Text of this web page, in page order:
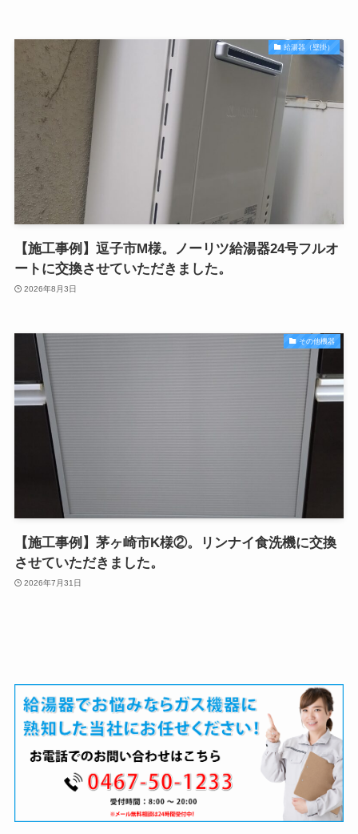
給湯器（壁掛）
【施工事例】逗子市M様。ノーリツ給湯器24号フルオ
ートに交換させていただきました。
2026年8月3日
その他機器
【施工事例】茅ヶ崎市K様②。リンナイ食洗機に交換
させていただきました。
2026年7月31日